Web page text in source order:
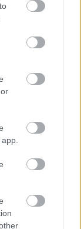
les za
vyrastie
Zelka
príprave